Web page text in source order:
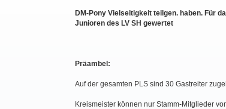
DM-Pony Vielseitigkeit teilgen. haben. Für
Junioren des LV SH gewertet
Präambel:
Auf der gesamten PLS sind 30 Gastreiter
Kreismeister können nur Stamm-Mitglieder